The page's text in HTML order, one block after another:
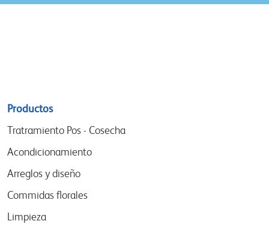
Sitemap
menu
Productos
Tratramiento Pos - Cosecha
Acondicionamiento
Arreglos y diseño
Commidas florales
Limpieza